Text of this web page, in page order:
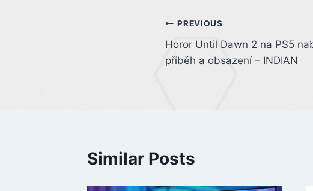
Post
navigation
PREVIOUS
Horor Until Dawn 2 na PS5
příběh a obsazení – INDIAN
Similar Posts